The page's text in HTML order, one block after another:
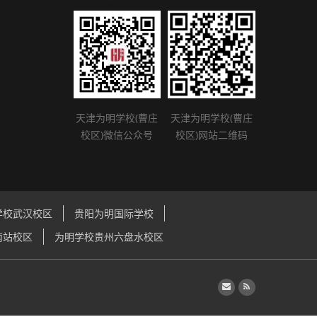
天津为明学校(曹庄
校区)微信公众号
天津为明学校(曹庄
校区)网站二维码
武汉校区
贵阳为明国际学校
校区
为明学校贵州六盘水校区